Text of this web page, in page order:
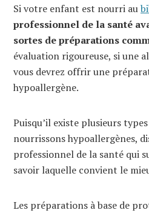
Si votre enfant est nourri au
professionnel de la santé
sortes de préparations
évaluation rigoureuse, si une
vous devrez offrir une
hypoallergène.
Puisqu’il existe plusieurs
nourrissons hypoallergènes,
professionnel de la santé qui
savoir laquelle convient le
Les préparations à base de